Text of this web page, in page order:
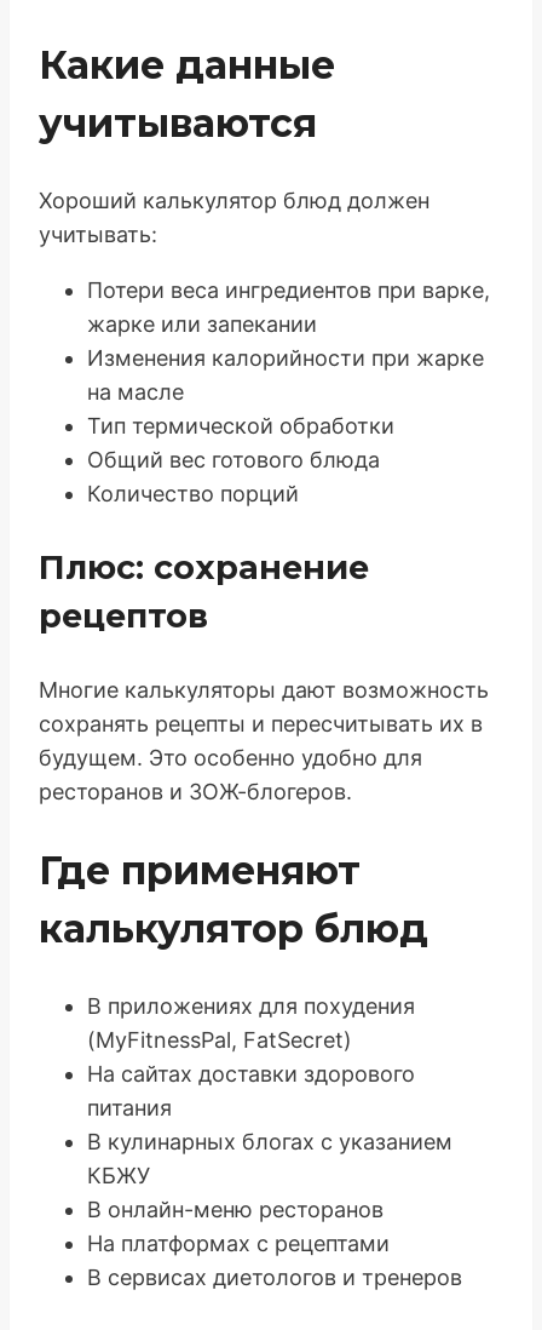
Какие данные
учитываются
Хороший калькулятор блюд должен
учитывать:
Потери веса ингредиентов при варке,
жарке или запекании
Изменения калорийности при жарке
на масле
Тип термической обработки
Общий вес готового блюда
Количество порций
Плюс: сохранение
рецептов
Многие калькуляторы дают возможность
сохранять рецепты и пересчитывать их в
будущем. Это особенно удобно для
ресторанов и ЗОЖ-блогеров.
Где применяют
калькулятор блюд
В приложениях для похудения
(MyFitnessPal, FatSecret)
На сайтах доставки здорового
питания
В кулинарных блогах с указанием
КБЖУ
В онлайн-меню ресторанов
На платформах с рецептами
В сервисах диетологов и тренеров